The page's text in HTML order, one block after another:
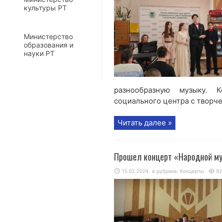
разнообразную музыку.
социального центра с
Читать далее »
Прошел концерт «Народной
15.02.2024 в рубрике: Концерты
культуры РТ
Министерство
образования и
науки РТ